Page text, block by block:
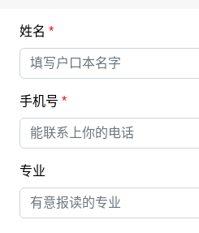
姓名 *
手机号 *
专业